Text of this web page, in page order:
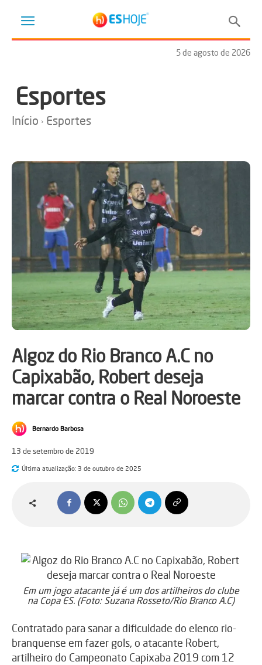
5 de agosto de 2026
Esportes
Início Esportes
Algoz do Rio Branco A.C no
Capixabão, Robert deseja
marcar contra o Real Noroeste
Bernardo Barbosa
13 de setembro de 2019
Última atualização: 3 de outubro de 2025
Em um jogo atacante já é um dos artilheiros do clube
na Copa ES. (Foto: Suzana Rosseto/Rio Branco A.C)
Contratado para sanar a dificuldade do elenco rio-
branquense em fazer gols, o atacante Robert,
artilheiro do Campeonato Capixaba 2019 com 12